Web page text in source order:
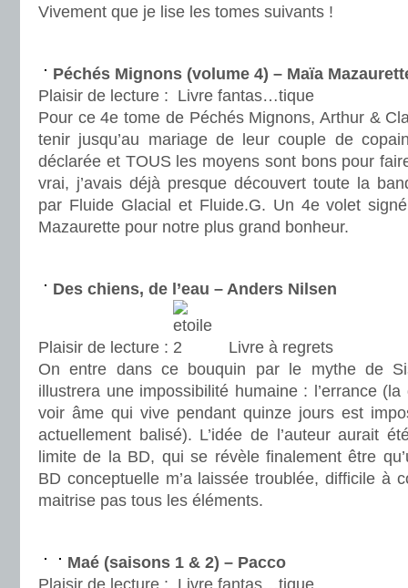
Vivement que je lise les tomes suivants !
Péchés Mignons (volume 4) – Maïa
Plaisir de lecture : Livre fantas…tique
Pour ce 4e tome de Péchés Mignons, Arthur &
tenir jusqu’au mariage de leur couple de
déclarée et TOUS les moyens sont bons pour
vrai, j’avais déjà presque découvert toute la
par Fluide Glacial et Fluide.G. Un 4e volet
Mazaurette pour notre plus grand bonheur.
Des chiens, de l’eau – Anders Nilsen
Plaisir de lecture :
Livre à regrets
On entre dans ce bouquin par le mythe de
illustrera une impossibilité humaine : l’errance (la
voir âme qui vive pendant quinze jours est
actuellement balisé). L’idée de l’auteur aurait
limite de la BD, qui se révèle finalement être
BD conceptuelle m’a laissée troublée, difficile à
maitrise pas tous les éléments.
Maé (saisons 1 & 2) – Pacco
Plaisir de lecture : Livre fantas…tique